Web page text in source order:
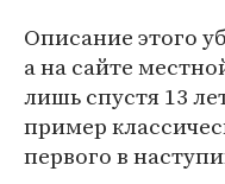
Описание этого
а на сайте
лишь спустя 13
пример
первого в